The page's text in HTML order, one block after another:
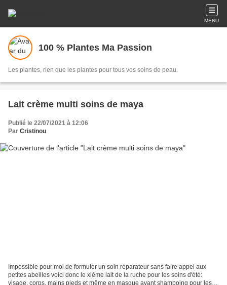
MENU
100 % Plantes Ma Passion
Les plantes, rien que les plantes pour tous vos soins de peau.
Lait crème multi soins de maya
Publié le 22/07/2021 à 12:06
Par Cristinou
Impossible pour moi de formuler un soin réparateur sans faire appel aux
petites abeilles voici donc le xième lait de la ruche pour les soins d'été:
visage, corps, mains pieds et même en masque avant shampoing pour les